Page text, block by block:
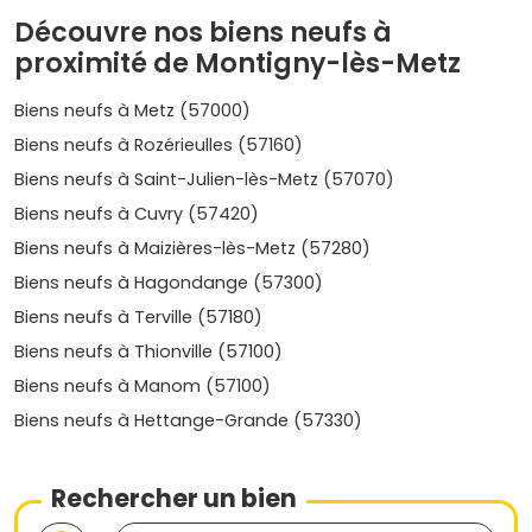
pied.
•Prix moyen neuf:environ 4 000 à 4 700 €/m²
Secteur canal de Jouy et parcs
résidentielle, liaisons douces, logements avec
balcons/terrasses souvent recherchés par les
familles.
• Prix moyen neuf:entre 3 600 et 4 300 €/m²
Limite Marly et axes sud
d'activités et aux rocades, programmes souvent plus
accessibles pour un premier achat.
• Prix moyen neuf:environ 3 400 à 4 100 €/m²
Cesquartiersoffrent des profils différents. Si tu vises la
location, privilégie les secteurs proches des transports et
des services. Pour une résidence principale, regarde
l'environnement, l'offre scolaire et les espaces extérieurs.
Niveaux de prix: le marché duneuf à Montigny-lès-
Découvre nos biens neufs à
proximité de Montigny-lès-Metz
Biens neufs à Metz (57000)
Biens neufs à Rozérieulles (57160)
Biens neufs à Saint-Julien-lès-Metz (57070)
Biens neufs à Cuvry (57420)
Biens neufs à Maizières-lès-Metz (57280)
Biens neufs à Hagondange (57300)
Biens neufs à Terville (57180)
Biens neufs à Thionville (57100)
Biens neufs à Manom (57100)
Biens neufs à Hettange-Grande (57330)
Rechercher un bien